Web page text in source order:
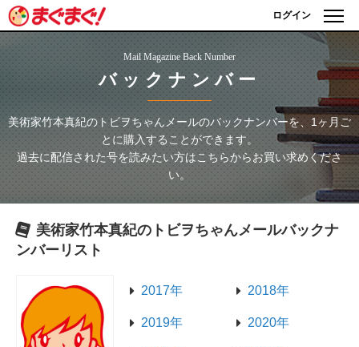
ログイン
Mail Magazine Back Number
バックナンバー
美術家竹本真紀のトビヲちゃんメールのバックナンバーを、1ヶ月ご
とに購入することができます。
過去に配信された号を読みたい方はこちらからお買い求めくださ
い。
美術家竹本真紀のトビヲちゃんメールバックナ
ンバーリスト
2017年 2018年
2019年 2020年